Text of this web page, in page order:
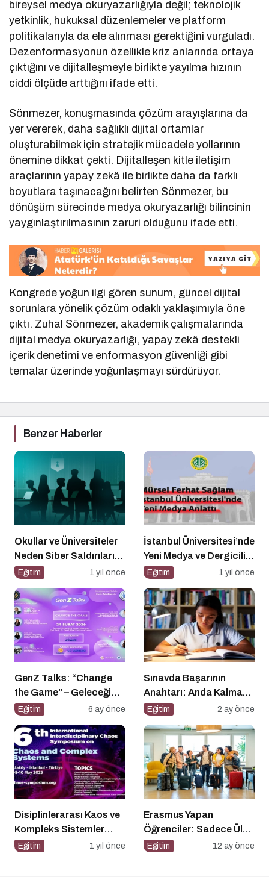
bireysel medya okuryazarlığıyla değil; teknolojik
yetkinlik, hukuksal düzenlemeler ve platform
politikalarıyla da ele alınması gerektiğini vurguladı.
Dezenformasyonun özellikle kriz anlarında ortaya
çıktığını ve dijitalleşmeyle birlikte yayılma hızının
ciddi ölçüde arttığını ifade etti.
Sönmezer, konuşmasında çözüm arayışlarına da
yer vererek, daha sağlıklı dijital ortamlar
oluşturabilmek için stratejik mücadele yollarının
önemine dikkat çekti. Dijitalleşen kitle iletişim
araçlarının yapay zekâ ile birlikte daha da farklı
boyutlara taşınacağını belirten Sönmezer, bu
dönüşüm sürecinde medya okuryazarlığı bilincinin
yaygınlaştırılmasının zaruri olduğunu ifade etti.
Kongrede yoğun ilgi gören sunum, güncel dijital
sorunlara yönelik çözüm odaklı yaklaşımıyla öne
çıktı. Zuhal Sönmezer, akademik çalışmalarında
dijital medya okuryazarlığı, yapay zekâ destekli
içerik denetimi ve enformasyon güvenliği gibi
temalar üzerinde yoğunlaşmayı sürdürüyor.
Benzer Haberler
Okullar ve Üniversiteler
Neden Siber Saldırıların
Hedefinde?
Eğitim 1 yıl önce
İstanbul Üniversitesi’nde
Yeni Medya ve Dergicilik
Konuşuldu
Eğitim 1 yıl önce
GenZ Talks: “Change
the Game” – Geleceği
Tasarlayanlar Sahne
Eğitim 6 ay önce
Sınavda Başarının
Anahtarı: Anda Kalmak
ve Duygu Yönetimi
Eğitim 2 ay önce
Disiplinlerarası Kaos ve
Kompleks Sistemler
Sempozyumu İçin Geri
Eğitim 1 yıl önce
Erasmus Yapan
Öğrenciler: Sadece Ülke
Değil, Bakış Açısı da
Eğitim 12 ay önce